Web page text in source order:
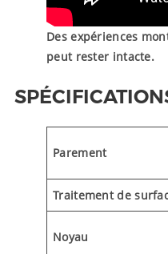
Des expériences
peut rester intacte.
Parement
Traitement de
Noyau